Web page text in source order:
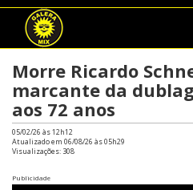
Morre Ricardo
marcante da
aos 72 anos
05/02/26 às 12h12
Atualizado em 06/08/26 às 05h29
Visualizações: 308
Publicidade